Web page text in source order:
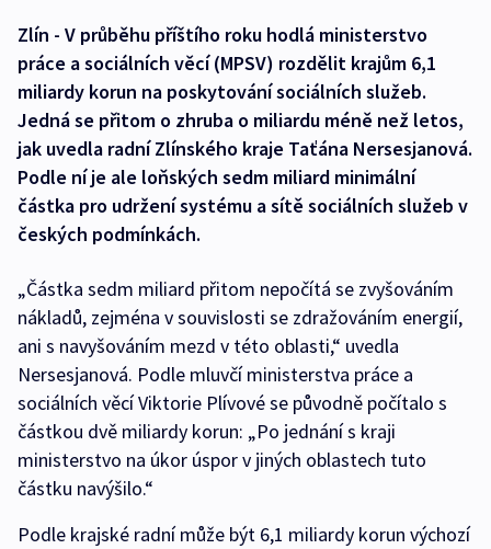
Zlín - V průběhu příštího roku hodlá ministerstvo
práce a sociálních věcí (MPSV) rozdělit krajům 6,1
miliardy korun na poskytování sociálních služeb.
Jedná se přitom o zhruba o miliardu méně než letos,
jak uvedla radní Zlínského kraje Taťána Nersesjanová.
Podle ní je ale loňských sedm miliard minimální
částka pro udržení systému a sítě sociálních služeb v
českých podmínkách.
„Částka sedm miliard přitom nepočítá se zvyšováním
nákladů, zejména v souvislosti se zdražováním energií,
ani s navyšováním mezd v této oblasti,“ uvedla
Nersesjanová. Podle mluvčí ministerstva práce a
sociálních věcí Viktorie Plívové se původně počítalo s
částkou dvě miliardy korun: „Po jednání s kraji
ministerstvo na úkor úspor v jiných oblastech tuto
částku navýšilo.“
Podle krajské radní může být 6,1 miliardy korun výchozí